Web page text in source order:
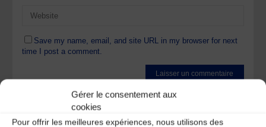
Gérer le consentement aux
cookies
Pour offrir les meilleures expériences, nous utilisons des
Save my name, email, and site URL in my browser for next
time I post a comment.
Ce site utilise Akismet pour réduire les indésirables.
savoir plus sur la façon dont les données de vos
commentaires sont traitées.